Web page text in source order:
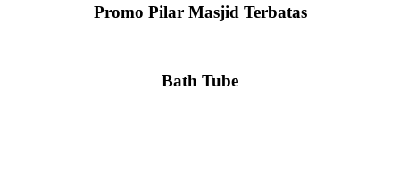
Promo Pilar Masjid Terbatas
Bath Tube